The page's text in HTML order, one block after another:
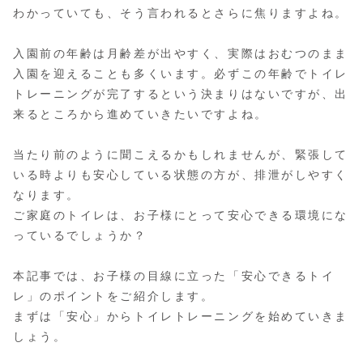
わかっていても、そう言われるとさらに焦りますよね。
入園前の年齢は月齢差が出やすく、実際はおむつのまま
入園を迎えることも多くいます。必ずこの年齢でトイレ
トレーニングが完了するという決まりはないですが、出
来るところから進めていきたいですよね。
当たり前のように聞こえるかもしれませんが、緊張して
いる時よりも安心している状態の方が、排泄がしやすく
なります。
ご家庭のトイレは、お子様にとって安心できる環境にな
っているでしょうか？
本記事では、お子様の目線に立った「安心できるトイ
レ」のポイントをご紹介します。
まずは「安心」からトイレトレーニングを始めていきま
しょう。